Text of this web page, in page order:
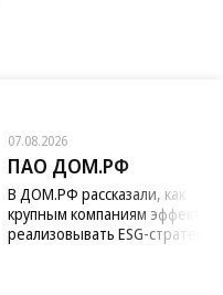
07.08.2026
ПАО ДОМ.РФ
В ДОМ.РФ рассказали, как
крупным компаниям
реализовывать ESG-стратегию